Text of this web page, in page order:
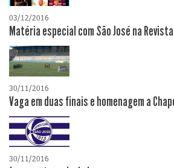
03/12/2016
Matéria especial com São José na Revista
30/11/2016
Vaga em duas finais e homenagem a
30/11/2016